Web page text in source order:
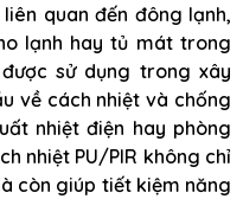
quan đến đông lạnh,
lạnh hay tủ mát trong
sử dụng trong xây
về cách nhiệt và chống
nhiệt điện hay phòng
nhiệt PU/PIR không chỉ
còn giúp tiết kiệm năng